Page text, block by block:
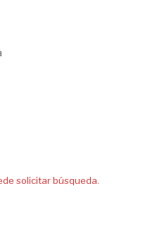
solicitar búsqueda.